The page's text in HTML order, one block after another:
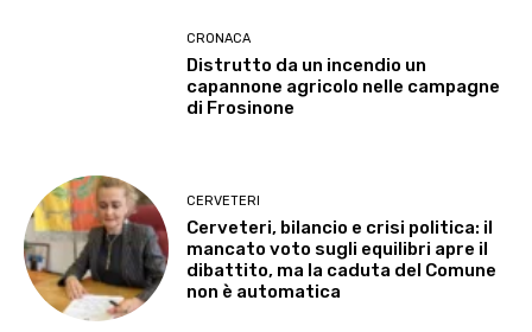
CRONACA
Distrutto da un incendio un
capannone agricolo nelle campagne
di Frosinone
CERVETERI
Cerveteri, bilancio e crisi politica: il
mancato voto sugli equilibri apre il
dibattito, ma la caduta del Comune
non è automatica